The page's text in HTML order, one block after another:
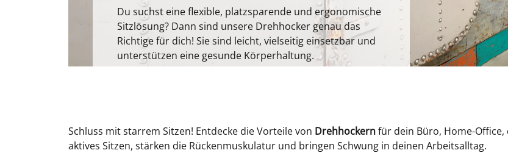
Du suchst eine flexible, platzsparende und ergonomische
Sitzlösung? Dann sind unsere Drehhocker genau das
Richtige für dich! Sie sind leicht, vielseitig einsetzbar und
unterstützen eine gesunde Körperhaltung.
Schluss mit starrem Sitzen! Entdecke die Vorteile von Drehhockernfür dein Büro, Home-
aktives Sitzen, stärken die Rückenmuskulatur und bringen Schwung in deinen Arbeitsalltag.